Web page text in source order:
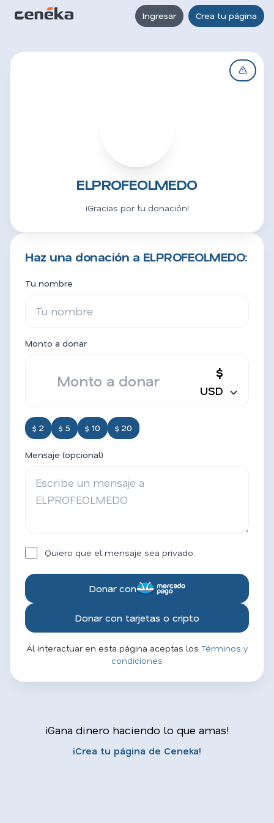
Ingresar Crea tu página
ELPROFEOLMEDO
¡Gracias por tu donación!
Haz una donación a ELPROFEOLMEDO:
Tu nombre
Monto a donar
$
USD
$ 2 $ 5 $ 10 $ 20
Mensaje (opcional)
Quiero que el mensaje sea privado.
Donar con
Donar con tarjetas o cripto
Al interactuar en esta página aceptas los Términos y
condiciones
¡Gana dinero haciendo lo que amas!
¡Crea tu página de Ceneka!